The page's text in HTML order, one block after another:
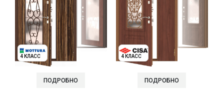
4 КЛАСС
ПОДРОБНО
4 КЛАСС
ПОДРОБНО